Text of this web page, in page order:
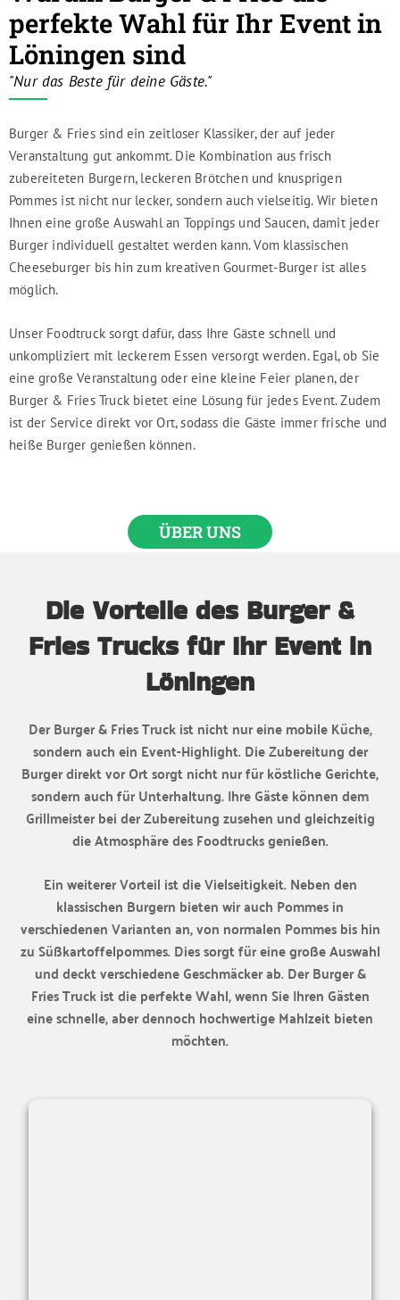
perfekte Wahl für Ihr Event in
Löningen sind
"Nur das Beste für deine Gäste."
Burger & Fries sind ein zeitloser Klassiker, der auf jeder
Veranstaltung gut ankommt. Die Kombination aus frisch
zubereiteten Burgern, leckeren Brötchen und knusprigen
Pommes ist nicht nur lecker, sondern auch vielseitig. Wir bieten
Ihnen eine große Auswahl an Toppings und Saucen, damit jeder
Burger individuell gestaltet werden kann. Vom klassischen
Cheeseburger bis hin zum kreativen Gourmet-Burger ist alles
möglich.
Unser Foodtruck sorgt dafür, dass Ihre Gäste schnell und
unkompliziert mit leckerem Essen versorgt werden. Egal, ob Sie
eine große Veranstaltung oder eine kleine Feier planen, der
Burger & Fries Truck bietet eine Lösung für jedes Event. Zudem
ist der Service direkt vor Ort, sodass die Gäste immer frische und
heiße Burger genießen können.
ÜBER UNS
Die Vorteile des Burger &
Fries Trucks für Ihr Event in
Löningen
Der Burger & Fries Truck ist nicht nur eine mobile Küche,
sondern auch ein Event-Highlight. Die Zubereitung der
Burger direkt vor Ort sorgt nicht nur für köstliche Gerichte,
sondern auch für Unterhaltung. Ihre Gäste können dem
Grillmeister bei der Zubereitung zusehen und gleichzeitig
die Atmosphäre des Foodtrucks genießen.
Ein weiterer Vorteil ist die Vielseitigkeit. Neben den
klassischen Burgern bieten wir auch Pommes in
verschiedenen Varianten an, von normalen Pommes bis hin
zu Süßkartoffelpommes. Dies sorgt für eine große Auswahl
und deckt verschiedene Geschmäcker ab. Der Burger &
Fries Truck ist die perfekte Wahl, wenn Sie Ihren Gästen
eine schnelle, aber dennoch hochwertige Mahlzeit bieten
möchten.